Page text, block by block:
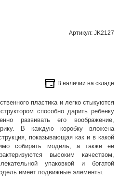
Артикул: JK2127
В наличии на складе
пластика и легко стыкуются
способно дарить ребенку
развивать его воображение,
В каждую коробку вложена
показывающая как и в какой
собирать модель, а также ее
высоким качеством,
упаковкой и богатой
имеет подвижные элементы.